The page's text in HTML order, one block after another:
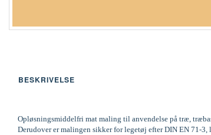
BESKRIVELSE
Opløsningsmiddelfri mat maling til anvendelse på træ,
Derudover er malingen sikker for legetøj efter DIN EN 71-